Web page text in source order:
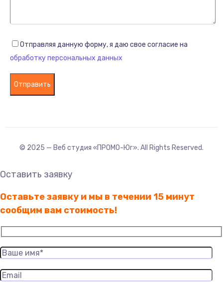
Отправляя данную форму, я даю свое согласие на
обработку персональных данных
© 2025 — Веб студия «ПРОМО-Юг». All Rights Reserved.
Оставить заявку
Оставьте заявку и мы в течении 15 минут
сообщим вам стоимость!